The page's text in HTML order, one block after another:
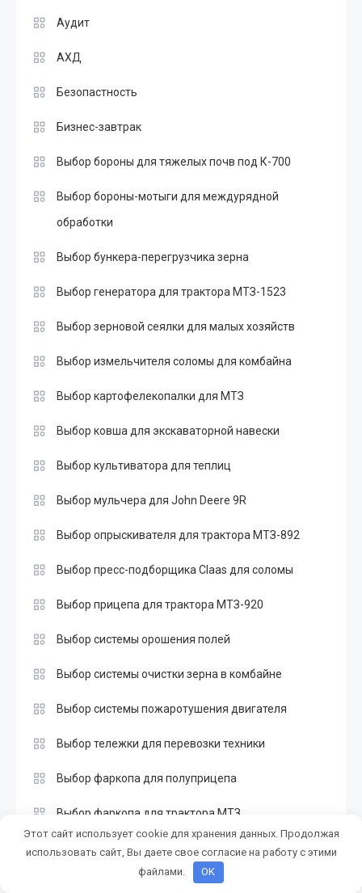
Аудит
АХД
Безопастность
Бизнес-завтрак
Выбор бороны для тяжелых почв под К-700
Выбор бороны-мотыги для междурядной
обработки
Выбор бункера-перегрузчика зерна
Выбор генератора для трактора МТЗ-1523
Выбор зерновой сеялки для малых хозяйств
Выбор измельчителя соломы для комбайна
Выбор картофелекопалки для МТЗ
Выбор ковша для экскаваторной навески
Выбор культиватора для теплиц
Выбор мульчера для John Deere 9R
Выбор опрыскивателя для трактора МТЗ-892
Выбор пресс-подборщика Claas для соломы
Выбор прицепа для трактора МТЗ-920
Выбор системы орошения полей
Выбор системы очистки зерна в комбайне
Выбор системы пожаротушения двигателя
Выбор тележки для перевозки техники
Выбор фаркопа для полуприцепа
Выбор фаркопа для трактора МТЗ
Выбор фрезы для обработки междурядий
Выбор фрезы для подготовки почвы
Этот сайт использует cookie для хранения данных. Продолжая
использовать сайт, Вы даете свое согласие на работу с этими
файлами.
OK